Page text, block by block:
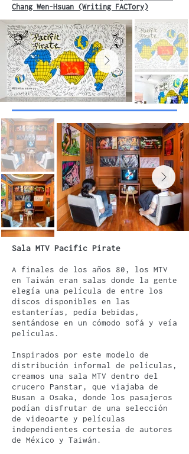
Chang Wen-Hsuan (Writing FACTory)
Sala MTV Pacific Pirate
A finales de los años 80, los MTV
en Taiwán eran salas donde la gente
elegía una película de entre los
discos disponibles en las
estanterías, pedía bebidas,
sentándose en un cómodo sofá y veía
películas.
Inspirados por este modelo de
distribución informal de películas,
creamos una sala MTV dentro del
crucero Panstar, que viajaba de
Busan a Osaka, donde los pasajeros
podían disfrutar de una selección
de videoarte y películas
independientes cortesía de autores
de México y Taiwán.